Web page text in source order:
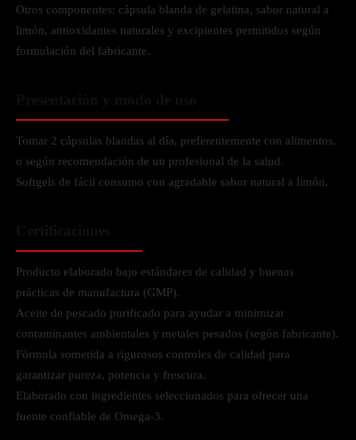
Otros componentes: cápsula blanda de gelatina, sabor natural a
limón, antioxidantes naturales y excipientes permitidos según
formulación del fabricante.
Tomar 2 cápsulas blandas al día, preferentemente con alimentos,
o según recomendación de un profesional de la salud.
Softgels de fácil consumo con agradable sabor natural a limón.
Producto elaborado bajo estándares de calidad y buenas
prácticas de manufactura (GMP).
Aceite de pescado purificado para ayudar a minimizar
contaminantes ambientales y metales pesados (según fabricante).
Fórmula sometida a rigurosos controles de calidad para
garantizar pureza, potencia y frescura.
Elaborado con ingredientes seleccionados para ofrecer una
fuente confiable de Omega-3.